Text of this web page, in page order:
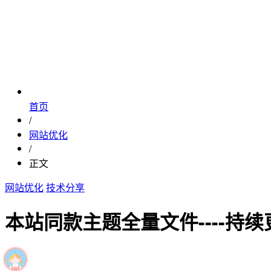
首页
/
网站优化
/
正文
网站优化技术分享
本站同款主题全量文件----持续